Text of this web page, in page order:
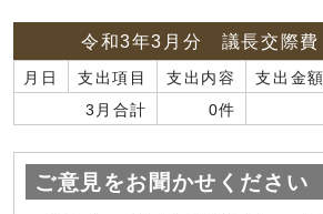
令和3年3月分 議長交際費
月日 支出項目 支出内容
支出金
3月合計
0件
ご意見をお聞かせください